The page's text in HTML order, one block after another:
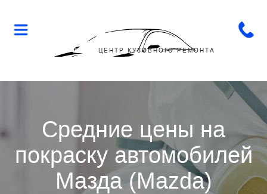
ЦЕНТР КУЗОВНОГО РЕМОНТА
Средние цены на
покраску автомобилей
Мазда (Mazda)